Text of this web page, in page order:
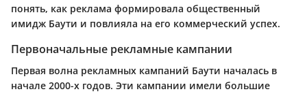
понять, как реклама формировала общественный
имидж Баути и повлияла на его коммерческий успех.
Первоначальные рекламные кампании
Первая волна рекламных кампаний Баути началась в
начале 2000-х годов. Эти кампании имели большие